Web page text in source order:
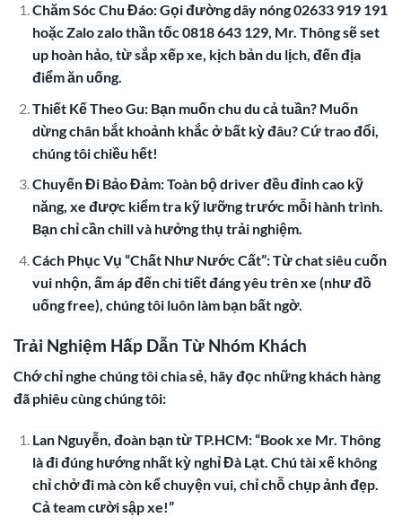
Chăm Sóc Chu Đáo: Gọi đường dây nóng 02633 919 191
hoặc Zalo zalo thần tốc 0818 643 129, Mr. Thông sẽ set
up hoàn hảo, từ sắp xếp xe, kịch bản du lịch, đến địa
điểm ăn uống.
Thiết Kế Theo Gu: Bạn muốn chu du cả tuần? Muốn
dừng chân bắt khoảnh khắc ở bất kỳ đâu? Cứ trao đổi,
chúng tôi chiều hết!
Chuyến Đi Bảo Đảm: Toàn bộ driver đều đỉnh cao kỹ
năng, xe được kiểm tra kỹ lưỡng trước mỗi hành trình.
Bạn chỉ cần chill và hưởng thụ trải nghiệm.
Cách Phục Vụ “Chất Như Nước Cất”: Từ chat siêu cuốn
vui nhộn, ấm áp đến chi tiết đáng yêu trên xe (như đồ
uống free), chúng tôi luôn làm bạn bất ngờ.
Trải Nghiệm Hấp Dẫn Từ Nhóm Khách
Chớ chỉ nghe chúng tôi chia sẻ, hãy đọc những khách hàng
đã phiêu cùng chúng tôi:
Lan Nguyễn, đoàn bạn từ TP.HCM: “Book xe Mr. Thông
là đi đúng hướng nhất kỳ nghỉ Đà Lạt. Chú tài xế không
chỉ chở đi mà còn kể chuyện vui, chỉ chỗ chụp ảnh đẹp.
Cả team cười sập xe!”